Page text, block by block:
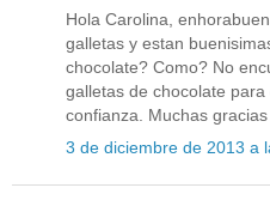
Hola Carolina,
galletas y estan
chocolate? Como? No
galletas de chocolate
confianza. Muchas gracias
3 de diciembre de 2013 a